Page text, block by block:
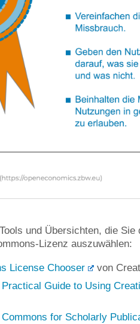
und Übersichten, die
Lizenz auszuwählen:
License Chooser
von
Guide to Using
for Scholarly